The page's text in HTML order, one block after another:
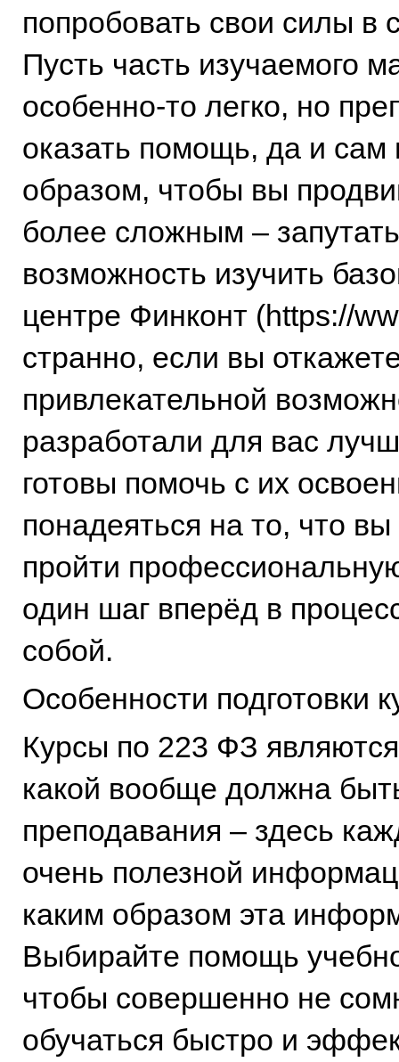
попробовать свои силы в
Пусть часть изучаемого
особенно-то легко, но
оказать помощь, да и
образом, чтобы вы
более сложным –
возможность изучить
центре Финконт (https://
странно, если вы
привлекательной
разработали для вас
готовы помочь с их
понадеяться на то, что
пройти
один шаг вперёд в
собой.
Особенности подготовки
Курсы по 223 ФЗ
какой вообще должна
преподавания – здесь
очень полезной
каким образом эта
Выбирайте помощь
чтобы совершенно не
обучаться быстро и